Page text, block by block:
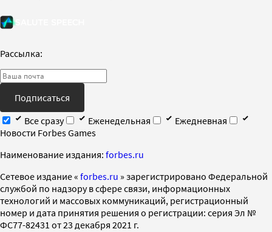
Рассылка:
Подписаться
Все сразу
Еженедельная
Ежедневная
Новости Forbes Games
Наименование издания: forbes.ru
Cетевое издание « forbes.ru » зарегистрировано Федеральной
службой по надзору в сфере связи, информационных
технологий и массовых коммуникаций, регистрационный
номер и дата принятия решения о регистрации: серия Эл №
ФС77-82431 от 23 декабря 2021 г.